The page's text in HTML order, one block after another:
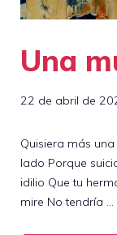
Una
22 de abril de
Quisiera más
lado Porque
idilio Que tu
mire No tendría …